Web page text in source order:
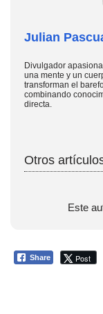
Julian
Divulgador
una mente y un
transforman el
combinando
directa.
Otros
Este
Share Post